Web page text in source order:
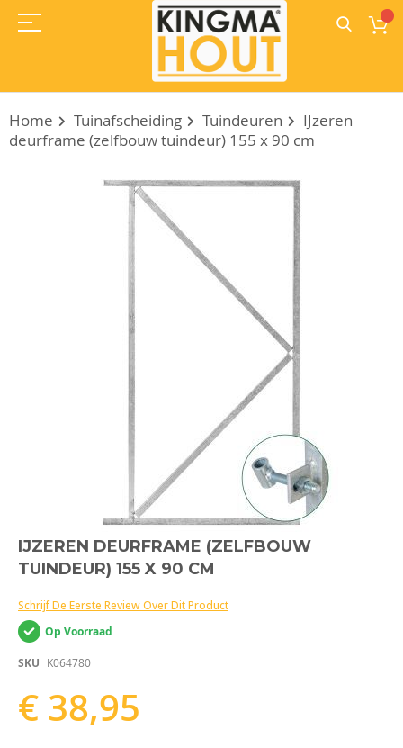
Home Tuinafscheiding Tuindeuren
IJzeren
deurframe (zelfbouw tuindeur) 155 x 90 cm
Ga
naar
het
van
de
afbeeldingen-
IJZEREN DEURFRAME (ZELFBOUW
TUINDEUR) 155 X 90 CM
Schrijf De Eerste Review Over Dit Product
Op Voorraad
SKU K064780
€ 38,95